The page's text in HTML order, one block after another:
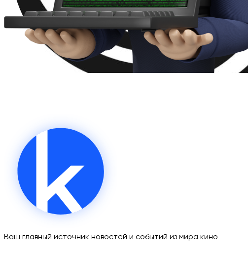
Ваш главный источник новостей и событий из мира кино